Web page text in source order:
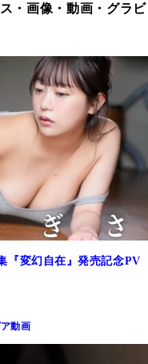
・画像・動画・グラビ
『変幻自在』発売記念PV
動画